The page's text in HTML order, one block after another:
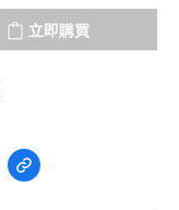
立即購買